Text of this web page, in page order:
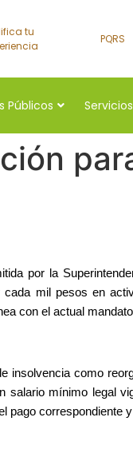
tu
PQRS
Públicos
por la
mil pesos en
con el actual
insolvencia como
salario mínimo legal
pago correspondiente